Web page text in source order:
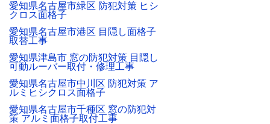
愛知県名古屋市緑区 防犯対策 ヒシ
クロス面格子
愛知県名古屋市港区 目隠し面格子
取替工事
愛知県津島市 窓の防犯対策 目隠し
可動ルーバー取付・修理工事
愛知県名古屋市中川区 防犯対策 ア
ルミヒシクロス面格子
愛知県名古屋市千種区 窓の防犯対
策 アルミ面格子取付工事